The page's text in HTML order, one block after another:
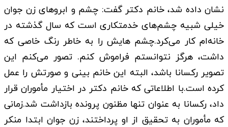
نشان داده شد، خانم دکتر گفت: چشم و ابروهای زن جوان
خیلی شبیه چشم‌های خدمتکاری است که سال گذشته در
خانه‌ام کار می‌کرد.چشم هایش را به خاطر رنگ خاصی که
داشت، هرگز نتوانستم فراموش کنم. تصور می‌کنم این
تصویر رکسانا باشد، البته این خانم بینی و صورتش را عمل
کرده است.با اطلاعاتی که خانم دکتر در اختیار مأموران قرار
داد، رکسانا به عنوان تنها مظنون پرونده بازداشت شد.زمانی
که مأموران به تحقیق از او پرداختند، زن جوان ابتدا منکر